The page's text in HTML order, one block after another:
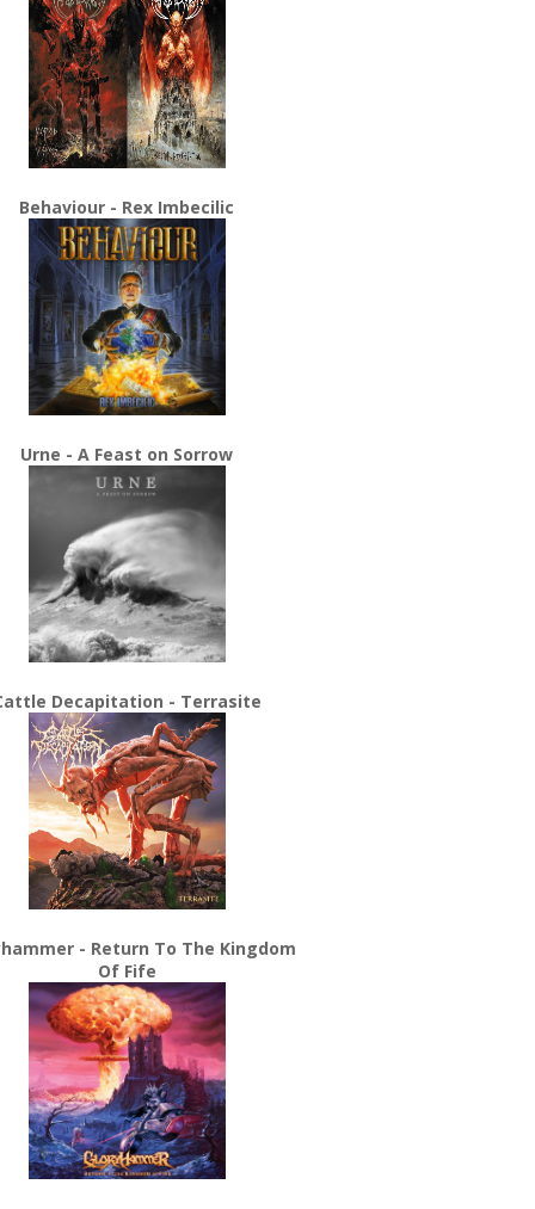
Behaviour - Rex Imbecilic
Urne - A Feast on Sorrow
Decapitation - Terrasite
- Return To The Kingdom
Of Fife